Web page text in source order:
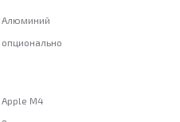
Алюминий
опционально
Apple M4